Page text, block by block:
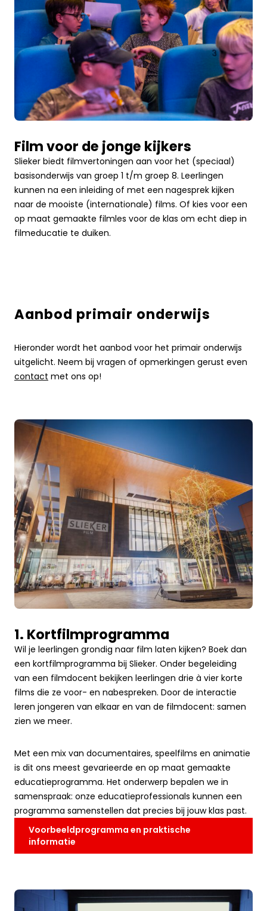
Film voor de jonge kijkers
Slieker biedt filmvertoningen aan voor het (speciaal)
basisonderwijs van groep 1 t/m groep 8. Leerlingen
kunnen na een inleiding of met een nagesprek kijken
naar de mooiste (internationale) films. Of kies voor een
op maat gemaakte filmles voor de klas om echt diep in
filmeducatie te duiken.
Aanbod primair onderwijs
Hieronder wordt het aanbod voor het primair onderwijs
uitgelicht. Neem bij vragen of opmerkingen gerust even
contact met ons op!
1. Kortfilmprogramma
Wil je leerlingen grondig naar film laten kijken? Boek dan
een kortfilmprogramma bij Slieker. Onder begeleiding
van een filmdocent bekijken leerlingen drie à vier korte
films die ze voor- en nabespreken. Door de interactie
leren jongeren van elkaar en van de filmdocent: samen
zien we meer.
Met een mix van documentaires, speelfilms en animatie
is dit ons meest gevarieerde en op maat gemaakte
educatieprogramma. Het onderwerp bepalen we in
samenspraak: onze educatieprofessionals kunnen een
programma samenstellen dat precies bij jouw klas past.
Voorbeeldprogramma en praktische
informatie